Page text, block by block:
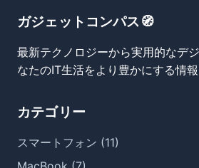
ガジェットコンパス🧭
最新テクノロジーから実用的なデ
なたのIT生活をより豊かにする情報
カテゴリー
スマートフォン (11)